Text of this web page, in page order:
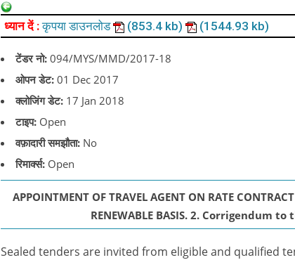
ध्यान दें :कृपया डाउनलोड (853.4 kb) (1544.93 kb)
टेंडर नो: 094/MYS/MMD/2017-18
ओपन डेट: 01 Dec 2017
क्लोजिंग डेट: 17 Jan 2018
टाइप: Open
वफ़ादारी समझौता: No
रिमार्क्स: Open
APPOINTMENT OF TRAVEL AGENT ON RATE
RENEWABLE BASIS. 2. Corrigendum
Sealed tenders are invited from eligible and qualified